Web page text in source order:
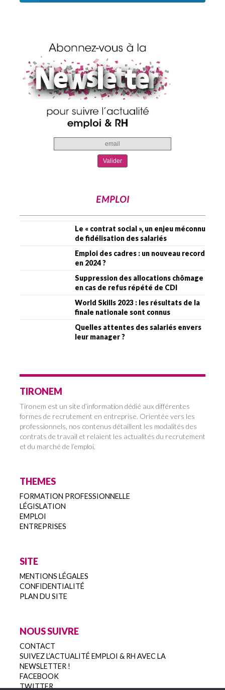
EMPLOI
Le « contrat social », un enjeu méconnu
de fidélisation des salariés
Emploi des cadres : un nouveau record
en 2024 ?
Suppression des allocations chômage
en cas de refus répété de CDI
World Skills 2023 : les résultats de la
finale nationale sont connus
Quelles attentes des salariés envers
leur manager ?
TIRONEM
Tironem est un site d’information dédié aux différentes
formes de recrutement en entreprise. Orientée vers les
professionnels, nos contenus détaillent les modalités des
contrats de travail et relaient les actualités du recrutement
et du marché de l’emploi.
THEMES
FORMATION PROFESSIONNELLE
LÉGISLATION
EMPLOI
ENTREPRISES
SITE
MENTIONS LÉGALES
CONFIDENTIALITÉ
PLAN DU SITE
NOUS SUIVRE
CONTACT
SUIVEZ L’ACTUALITÉ EMPLOI & RH AVEC LA
NEWSLETTER !
FACEBOOK
TWITTER